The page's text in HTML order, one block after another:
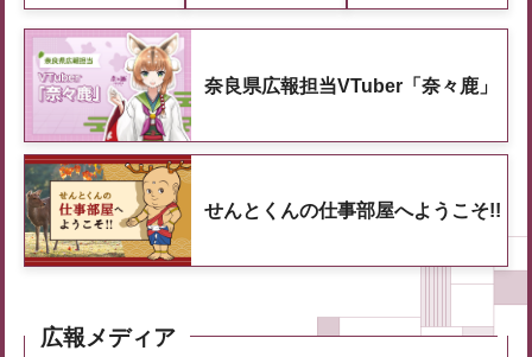
奈良県広報担当VTuber「奈々鹿」
せんとくんの仕事部屋へようこそ!!
広報メディア